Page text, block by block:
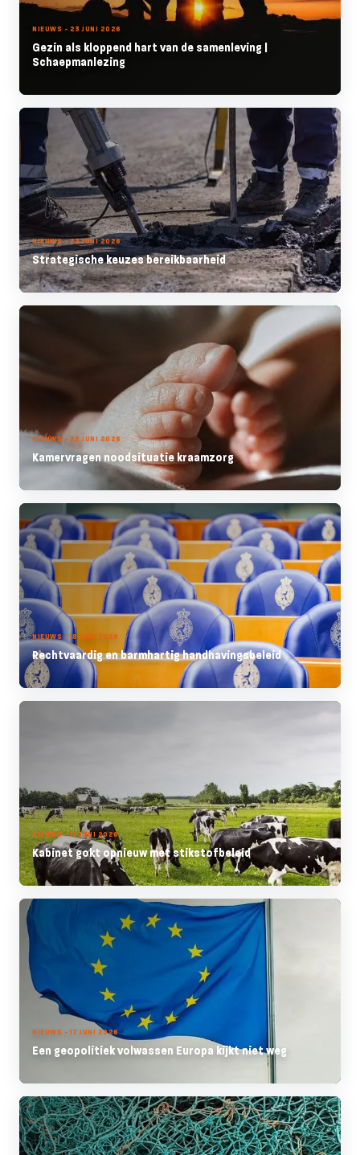
NIEUWS - 23 JUNI 2026
Gezin als kloppend hart van de samenleving |
Schaepmanlezing
NIEUWS - 23 JUNI 2026
Strategische keuzes bereikbaarheid
NIEUWS - 22 JUNI 2026
Kamervragen noodsituatie kraamzorg
NIEUWS - 18 JUNI 2026
Rechtvaardig en barmhartig handhavingsbeleid
NIEUWS - 18 JUNI 2026
Kabinet gokt opnieuw met stikstofbeleid
NIEUWS - 17 JUNI 2026
Een geopolitiek volwassen Europa kijkt niet weg